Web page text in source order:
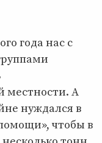
года нас с
местности. А
нуждался в
чтобы в